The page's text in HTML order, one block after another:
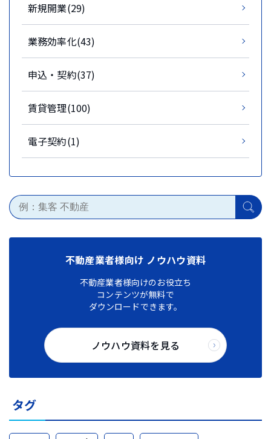
新規開業(29)
業務効率化(43)
申込・契約(37)
賃貸管理(100)
電子契約(1)
不動産業者様向け ノウハウ資料
不動産業者様向けのお役立ち
コンテンツが無料で
ダウンロードできます。
ノウハウ資料を見る
タグ